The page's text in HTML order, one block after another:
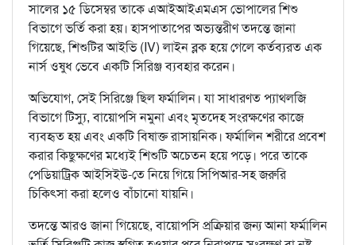
সালের ১৫ ডিসেম্বর তাকে এআইআইএমএস ভোপালের শিশু
বিভাগে ভর্তি করা হয়। হাসপাতাপের অভ্যন্তরীণ তদন্তে জানা
গিয়েছে, শিশুটির আইভি (IV) লাইন ব্লক হয়ে গেলে কর্তব্যরত এক
নার্স ওষুধ ভেবে একটি সিরিঞ্জ ব্যবহার করেন।
অভিযোগ, সেই সিরিঞ্জে ছিল ফর্মালিন। যা সাধারণত প্যাথলজি
বিভাগে টিস্যু, বায়োপসি নমুনা এবং মৃতদেহ সংরক্ষণের কাজে
ব্যবহৃত হয় এবং একটি বিষাক্ত রাসায়নিক। ফর্মালিন শরীরে প্রবেশ
করার কিছুক্ষণের মধ্যেই শিশুটি অচেতন হয়ে পড়ে। পরে তাকে
পেডিয়াট্রিক আইসিইউ-তে নিয়ে গিয়ে সিপিআর-সহ জরুরি
চিকিৎসা করা হলেও বাঁচানো যায়নি।
তদন্তে আরও জানা গিয়েছে, বায়োপসি প্রক্রিয়ার জন্য আনা ফর্মালিন